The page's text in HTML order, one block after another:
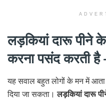
लड़कियां दारू पीने
करना पसंद करती है
यह सवाल बहुत लोगों के मन में
दिया जा सकता।लड़कियां दारू